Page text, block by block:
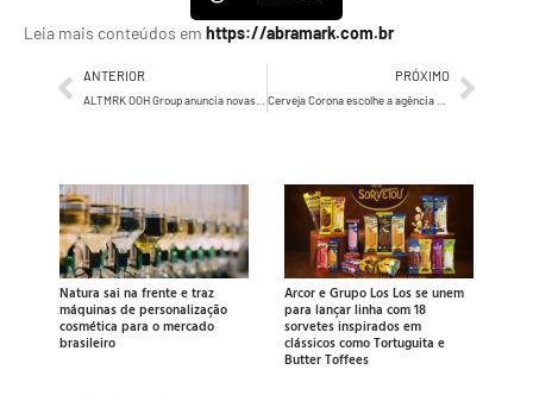
Leia mais conteúdos em https://abramark.com.br
ANTERIOR PRÓXIMO
Natura sai na frente e traz
máquinas de personalização
cosmética para o mercado
brasileiro
Arcor e Grupo Los Los se unem
para lançar linha com 18
sorvetes inspirados em
clássicos como Tortuguita e
Butter Toffees